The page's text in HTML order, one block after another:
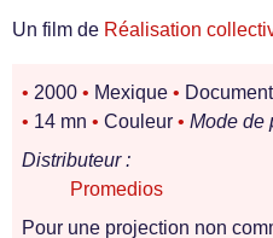
Un film de Réalisation
• 2000 • Mexique •
• 14 mn • Couleur • Mode de
Distributeur :
Promedios
Pour une projection non